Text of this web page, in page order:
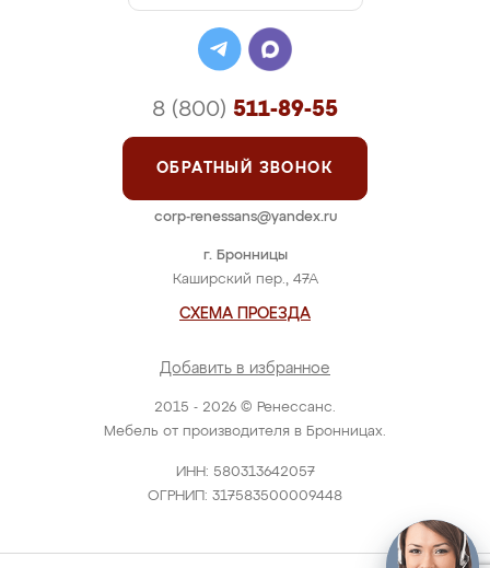
2015 - 2026 © Ренессанс.
Мебель от производителя в Бронницах.
ИНН: 580313642057
ОГРНИП: 317583500009448
г. Бронницы
Каширский пер., 47А
СХЕМА ПРОЕЗДА
Добавить в избранное
8 (800) 511-89-55
ОБРАТНЫЙ ЗВОНОК
corp-renessans@yandex.ru